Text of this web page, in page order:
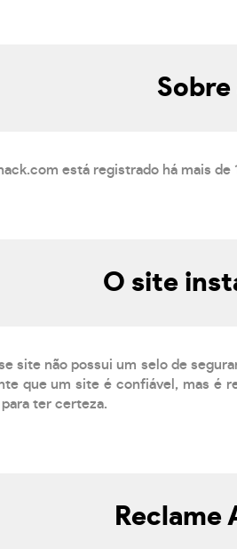
está registrado há mais de
O site
site não possui um selo de
que um site é confiável, mas é
ter certeza.
Reclame